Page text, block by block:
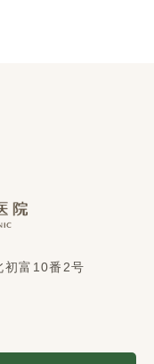
初富10番2号